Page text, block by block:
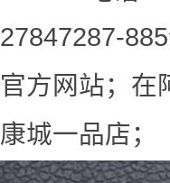
27847287-
官方网站；在
康城一品店；